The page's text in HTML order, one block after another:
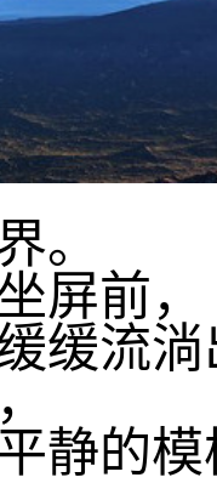
。
屏前，
缓流
静的